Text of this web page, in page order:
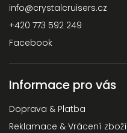
info@crystalcruisers.cz
+420 773 592 249
Facebook
Informace pro vás
Doprava & Platba
Reklamace & Vrácení zboží